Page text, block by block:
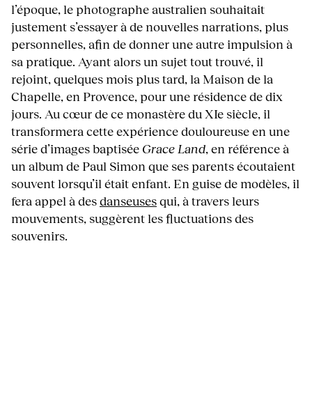
l’époque, le photographe australien souhaitait
justement s’essayer à de nouvelles narrations, plus
personnelles, afin de donner une autre impulsion à
sa pratique. Ayant alors un sujet tout trouvé, il
rejoint, quelques mois plus tard, la Maison de la
Chapelle, en Provence, pour une résidence de dix
jours. Au cœur de ce monastère du XIe siècle, il
transformera cette expérience douloureuse en une
série d’images baptisée Grace Land, en référence à
un album de Paul Simon que ses parents écoutaient
souvent lorsqu’il était enfant. En guise de modèles, il
fera appel à desdanseusesqui, à travers leurs
mouvements, suggèrent les fluctuations des
souvenirs.